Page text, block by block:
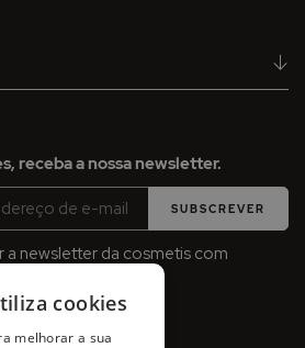
receba a nossa newsletter.
SUBSCREVER
a newsletter da cosmetis com
cookies
melhorar a sua